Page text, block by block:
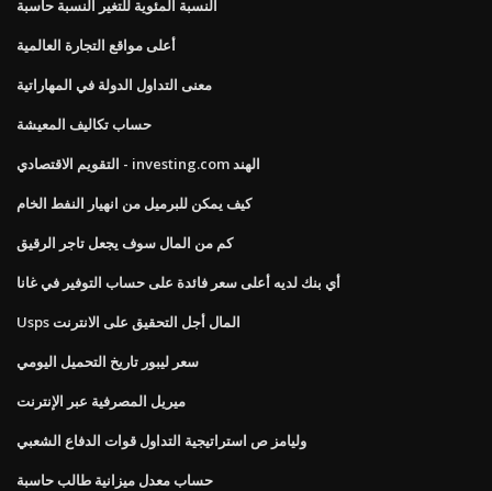
النسبة المئوية للتغير النسبة حاسبة
أعلى مواقع التجارة العالمية
معنى التداول الدولة في المهاراتية
حساب تكاليف المعيشة
التقويم الاقتصادي - investing.com الهند
كيف يمكن للبرميل من انهيار النفط الخام
كم من المال سوف يجعل تاجر الرقيق
أي بنك لديه أعلى سعر فائدة على حساب التوفير في غانا
Usps المال أجل التحقيق على الانترنت
سعر ليبور تاريخ التحميل اليومي
ميريل المصرفية عبر الإنترنت
وليامز ص استراتيجية التداول قوات الدفاع الشعبي
حساب معدل ميزانية طالب حاسبة